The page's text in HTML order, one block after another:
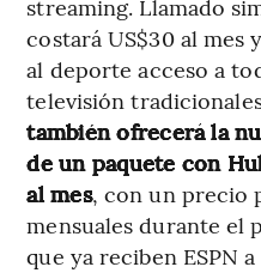
streaming. Llamado
costará US$30 al mes
al deporte acceso a
televisión
también ofrecerá la
de un paquete con
al mes, con un precio
mensuales durante el
que ya reciben ESPN